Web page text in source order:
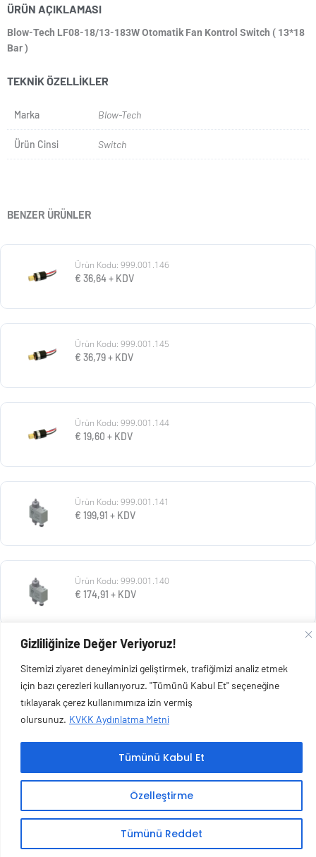
Gizliliğinize Değer Veriyoruz!
Sitemizi ziyaret deneyiminizi geliştirmek, trafiğimizi analiz etmek
için bazı çerezleri kullanıyoruz. "Tümünü Kabul Et" seçeneğine
tıklayarak çerez kullanımımıza izin vermiş
olursunuz. KVKK Aydınlatma Metni
Özelleştirme
Tümünü Reddet
Tümünü Kabul Et
ÜRÜN AÇIKLAMASI
Blow-Tech LF08-18/13-183W Otomatik Fan Kontrol Switch ( 13*18
Bar )
TEKNIK ÖZELLIKLER
Marka Blow-Tech
Ürün Cinsi Switch
BENZER ÜRÜNLER
Ürün Kodu: 999.001.146
€ 36,64+ KDV
Ürün Kodu: 999.001.145
€ 36,79+ KDV
Ürün Kodu: 999.001.144
€ 19,60 + KDV
Ürün Kodu: 999.001.141
€ 199,91 + KDV
Ürün Kodu: 999.001.140
€ 174,91 + KDV
€119,50+ KDV
Copyright © 2026 Esen Isıtma Soğutma İnşaat Ltd Şti | Tüm Hakları Saklıdır.